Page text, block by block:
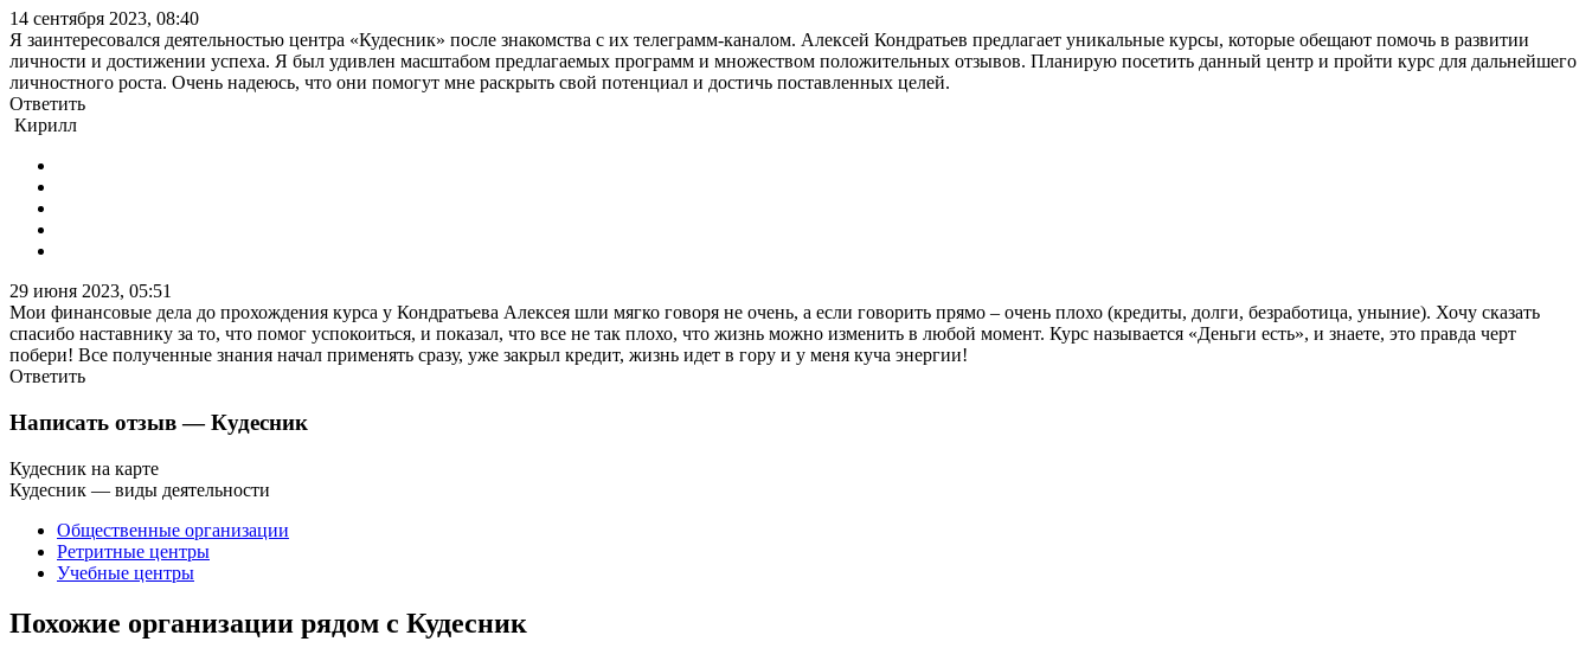
14 сентября 2023, 08:40
Я заинтересовался деятельностью центра «Кудесник» после знакомства с их телеграмм-каналом. Алексей Кондратьев предлагает уникальные курсы, которые обещают помочь в развитии
личности и достижении успеха. Я был удивлен масштабом предлагаемых программ и множеством положительных отзывов. Планирую посетить данный центр и пройти курс для дальнейшего
личностного роста. Очень надеюсь, что они помогут мне раскрыть свой потенциал и достичь поставленных целей.
Ответить
Кирилл
29 июня 2023, 05:51
Мои финансовые дела до прохождения курса у Кондратьева Алексея шли мягко говоря не очень, а если говорить прямо – очень плохо (кредиты, долги, безработица, уныние). Хочу сказать
спасибо наставнику за то, что помог успокоиться, и показал, что все не так плохо, что жизнь можно изменить в любой момент. Курс называется «Деньги есть», и знаете, это правда черт
побери! Все полученные знания начал применять сразу, уже закрыл кредит, жизнь идет в гору и у меня куча энергии!
Ответить
Написать отзыв— Кудесник
Кудесник на карте
Кудесник — виды деятельности
Общественные организации
Ретритные центры
Учебные центры
Похожие организации рядом с Кудесник